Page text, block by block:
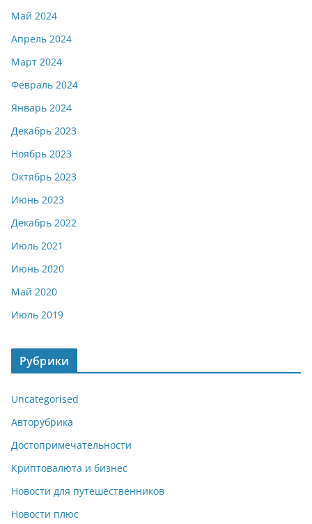
Май 2024
Апрель 2024
Март 2024
Февраль 2024
Январь 2024
Декабрь 2023
Ноябрь 2023
Октябрь 2023
Июнь 2023
Декабрь 2022
Июль 2021
Июнь 2020
Май 2020
Июль 2019
Рубрики
Uncategorised
Авторубрика
Достопримечательности
Криптовалюта и бизнес
Новости для путешественников
Новости плюс